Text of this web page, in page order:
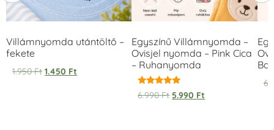
Villámnyomda utántöltő –
fekete
1.950Ft 1.450 Ft
Egyszínű Villámnyomda –
Ovisjel nyomda – Pink Cica
– Ruhanyomda
Értékelés:
5.00
6.990Ft 5.990 Ft